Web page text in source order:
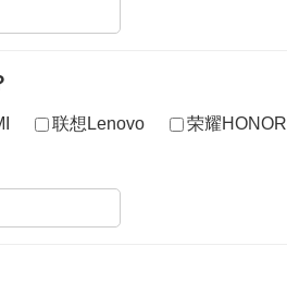
联想Lenovo 荣耀HONOR